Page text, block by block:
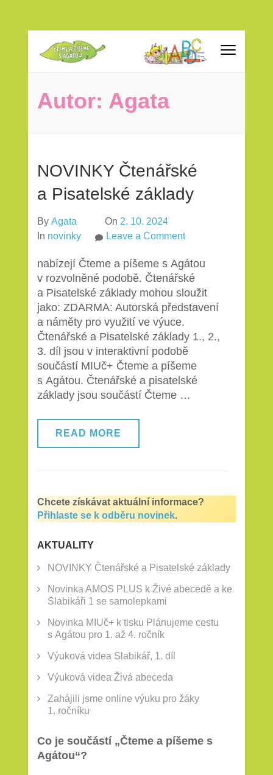
Enter)
Čteme a píšeme s Agátou
Autor: Agata
NOVINKY Čtenářské
a Pisatelské základy
By Agata On 2. 10. 2024
In novinky Leave a Commenton
Čtenářské
a Pisatelské
základy
nabízejí Čteme a píšeme s Agátou
v rozvolněné podobě. Čtenářské
a Pisatelské základy mohou sloužit
jako: ZDARMA: Autorská představení
a náměty pro využití ve výuce.
Čtenářské a Pisatelské základy 1., 2.,
3. díl jsou v interaktivní podobě
součástí MIUč+ Čteme a píšeme
s Agátou. Čtenářské a pisatelské
základy jsou součástí Čteme …
READ MORE
Chcete získávat aktuální informace?
Přihlaste se k odběru novinek.
AKTUALITY
NOVINKY Čtenářské a Pisatelské základy
Novinka AMOS PLUS k Živé abecedě a ke
Slabikáři 1 se samolepkami
Novinka MIUč+ k tisku Plánujeme cestu
s Agátou pro 1. až 4. ročník
Výuková videa Slabikář, 1. díl
Výuková videa Živá abeceda
Zahájili jsme online výuku pro žáky
1. ročníku
Co je součástí „Čteme a píšeme s
Agátou“?